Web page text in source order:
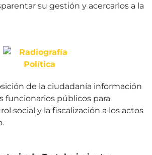
su gestión y acercarlos a la
de la ciudadanía información
funcionarios públicos para
social y la fiscalización a los actos